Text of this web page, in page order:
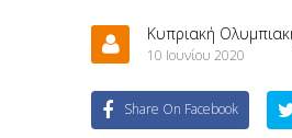
Κυπριακή
10 Ιουνίου 2020
Share On Facebook